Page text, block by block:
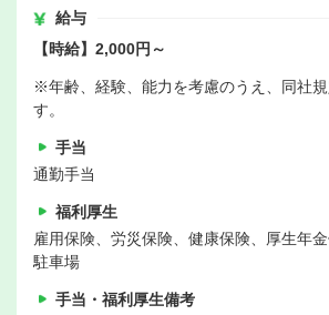
給与
【時給】2,000円～
※年齢、経験、能力を考慮のうえ、同社
す。
手当
通勤手当
福利厚生
雇用保険、労災保険、健康保険、厚生年
駐車場
手当・福利厚生備考